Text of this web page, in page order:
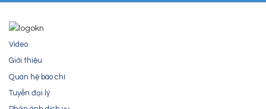
Video
Giới thiệu
Quan hệ báo chí
Tuyển đại lý